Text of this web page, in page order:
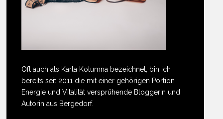
Oft auch als Karla Kolumna bezeichnet, bin ich
bereits seit 2011 die mit einer gehörigen Portion
Energie und Vitalität versprühende Bloggerin und
Autorin aus Bergedorf.